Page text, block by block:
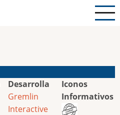
Desarrolla
Gremlin
Interactive
Iconos
Informativos